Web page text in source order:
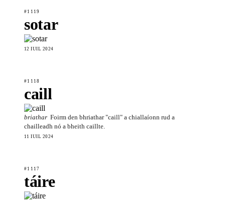
#1119
sotar
12 IÚIL 2024
#1118
caill
briathar Foirm den bhriathar "caill" a chiallaíonn rud a
chailleadh nó a bheith caillte.
11 IÚIL 2024
#1117
táire